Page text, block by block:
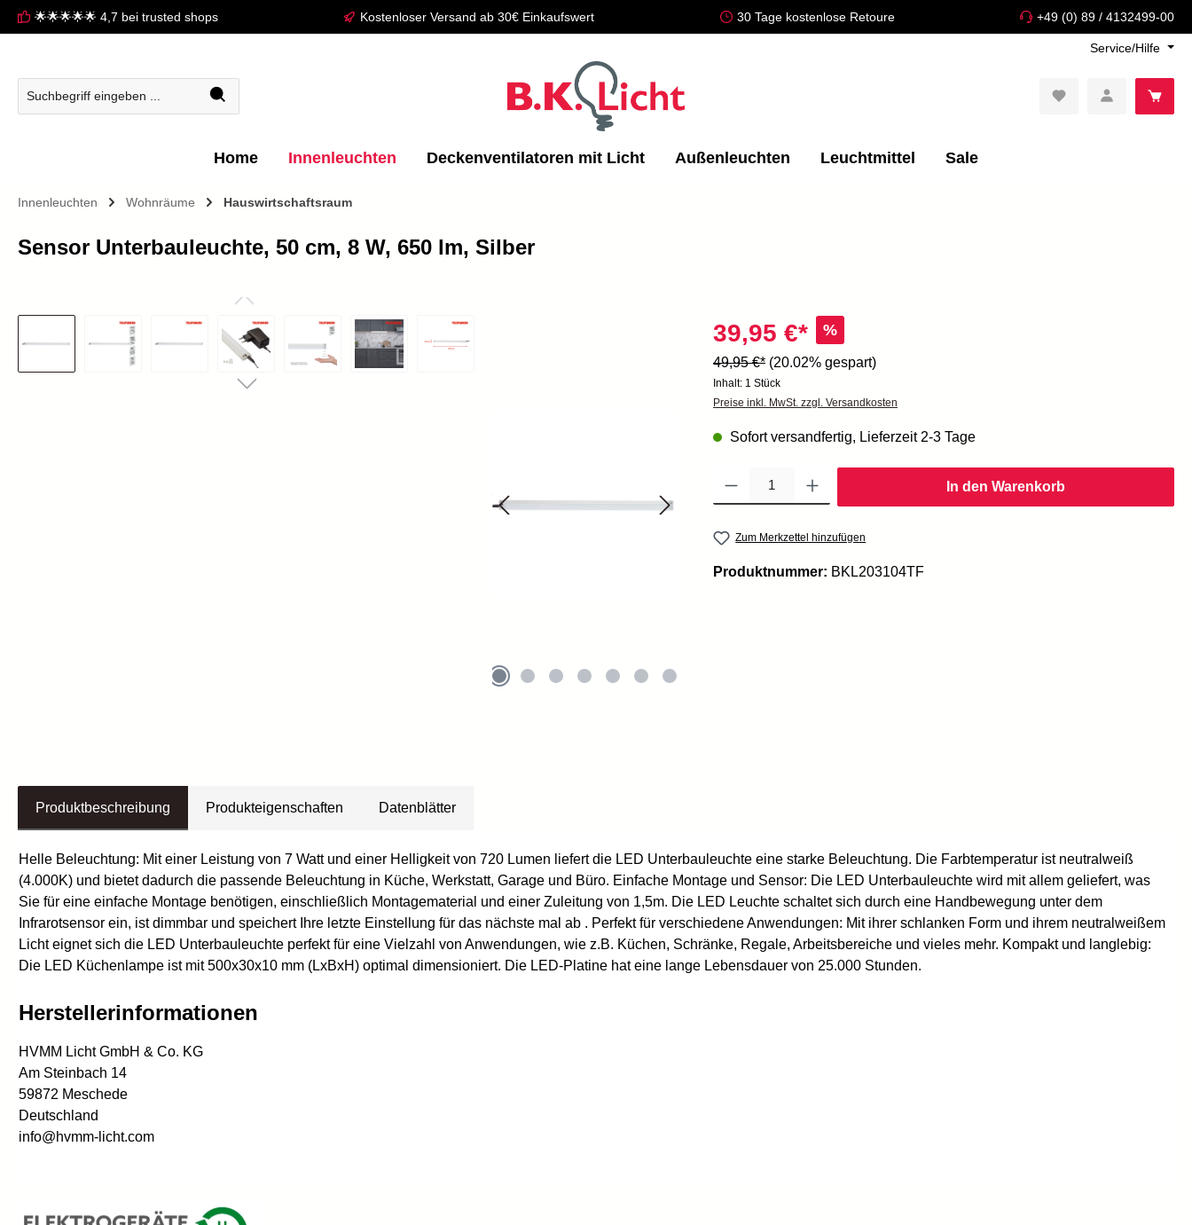
Zur Hauptnavigation springen
🌟🌟🌟🌟🌟 4,7 bei trusted shops Kostenloser Versand ab 30€ Einkaufswert 30 Tage kostenlose Retoure +49 (0) 89 / 4132499-00
Service/Hilfe
Home Innenleuchten Deckenventilatoren mit Licht Außenleuchten Leuchtmittel Sale
Innenleuchten Wohnräume Hauswirtschaftsraum
Sensor Unterbauleuchte, 50 cm, 8 W, 650 lm, Silber
Bildergalerie überspringen 39,95 €* %
49,95 €* (20.02% gespart)
Inhalt: 1 Stück
Preise inkl. MwSt. zzgl. Versandkosten
Sofort versandfertig, Lieferzeit 2-3 Tage
In den Warenkorb
Zum Merkzettel hinzufügen
Produktnummer: BKL203104TF
Produktbeschreibung Produkteigenschaften Datenblätter
Helle Beleuchtung: Mit einer Leistung von 7 Watt und einer Helligkeit von 720 Lumen liefert die LED Unterbauleuchte eine starke Beleuchtung. Die Farbtemperatur ist neutralweiß
(4.000K) und bietet dadurch die passende Beleuchtung in Küche, Werkstatt, Garage und Büro. Einfache Montage und Sensor: Die LED Unterbauleuchte wird mit allem geliefert, was
Sie für eine einfache Montage benötigen, einschließlich Montagematerial und einer Zuleitung von 1,5m. Die LED Leuchte schaltet sich durch eine Handbewegung unter dem
Infrarotsensor ein, ist dimmbar und speichert Ihre letzte Einstellung für das nächste mal ab . Perfekt für verschiedene Anwendungen: Mit ihrer schlanken Form und ihrem neutralweißem
Licht eignet sich die LED Unterbauleuchte perfekt für eine Vielzahl von Anwendungen, wie z.B. Küchen, Schränke, Regale, Arbeitsbereiche und vieles mehr. Kompakt und langlebig:
Die LED Küchenlampe ist mit 500x30x10 mm (LxBxH) optimal dimensioniert. Die LED-Platine hat eine lange Lebensdauer von 25.000 Stunden.
Herstellerinformationen
HVMM Licht GmbH & Co. KG
Am Steinbach 14
59872 Meschede
Deutschland
info@hvmm-licht.com